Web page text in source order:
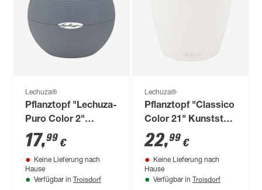
Lechuza®
Pflanztopf "Lechuza-
Puro Color 2"
Kunststoff grau Ø 20
x 16 cm
17,99 €
Keine Lieferung nach
Hause
Verfügbar in Troisdorf
Lechuza®
Pflanztopf "Classico
Color 21" Kunststoff
weiß Ø 21 x 20 cm
22,99 €
Keine Lieferung nach
Hause
Verfügbar in Troisdorf